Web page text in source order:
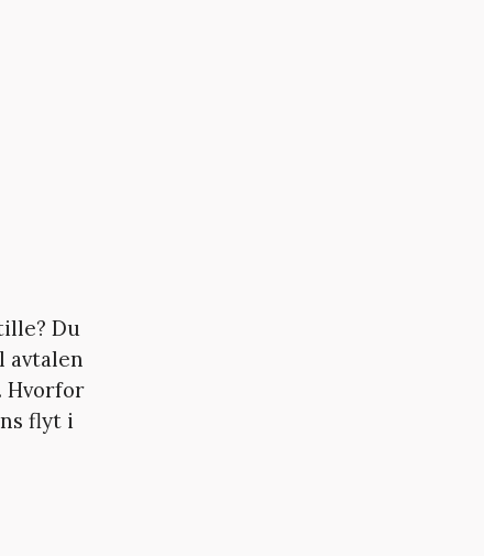
Du
avtalen
Hvorfor
flyt i